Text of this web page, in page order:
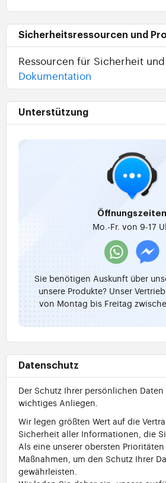
Sicherheitsressourcen und
Ressourcen für Sicherheit
Dokumentation
Unterstützung
Mo.-Fr. von 9-17
Sie benötigen Auskunft über
unsere Produkte? Unser
von Montag bis Freitag
Datenschutz
Der Schutz Ihrer persönlichen
wichtiges Anliegen.
Wir legen größten Wert auf die
Sicherheit aller Informationen, die
Als eine unserer obersten
Maßnahmen, um den Schutz Ihrer
gewährleisten.